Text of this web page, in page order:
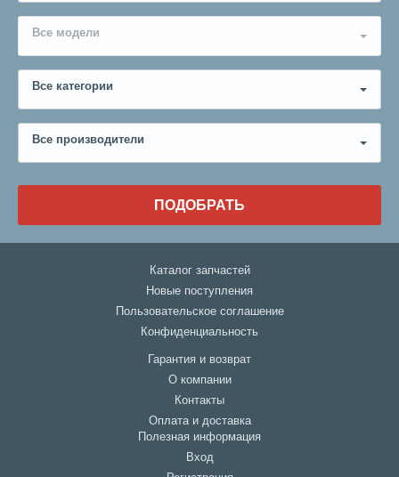
Все модели
Все категории
Все производители
ПОДОБРАТЬ
Каталог запчастей
Новые поступления
Пользовательское соглашение
Конфиденциальность
Гарантия и возврат
О компании
Контакты
Оплата и доставка
Полезная информация
Вход